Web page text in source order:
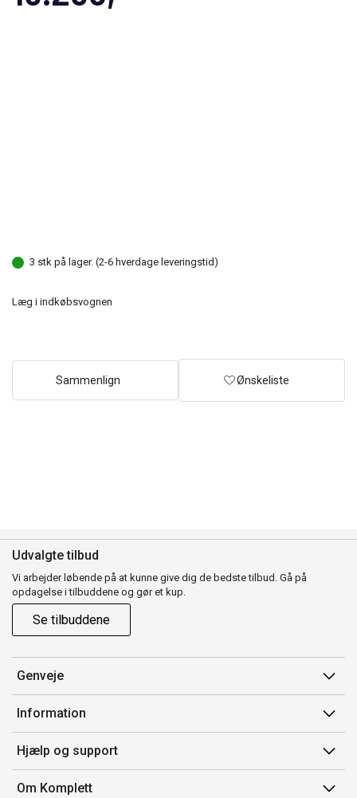
3 stk på lager. (2-6 hverdage leveringstid)
Læg i indkøbsvognen
Sammenlign Ønskeliste
Udvalgte tilbud
Vi arbejder løbende på at kunne give dig de bedste tilbud. Gå på
opdagelse i tilbuddene og gør et kup.
Se tilbuddene
Genveje
Min side
Ordrehistorik
Gavekort
Information
Salgsbetingelser
Mærker/producent
Hjælp og support
Kontakt os
Om Komplett